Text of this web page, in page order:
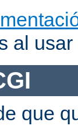
al usar
que